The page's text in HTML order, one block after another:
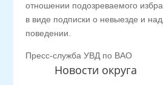
Новости округа
отношении подозреваемого
в виде подписки о невыезде и
поведении.
Пресс-служба УВД по ВАО